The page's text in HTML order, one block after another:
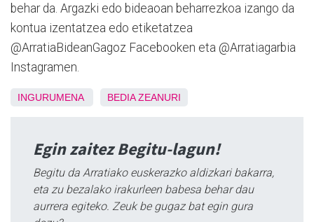
behar da. Argazki edo bideaoan beharrezkoa izango da
kontua izentatzea edo etiketatzea
@ArratiaBideanGagoz Facebooken eta @Arratiagarbia
Instagramen.
INGURUMENA BEDIA ZEANURI
Egin zaitez Begitu-lagun!
Begitu da Arratiako euskerazko aldizkari bakarra,
eta zu bezalako irakurleen babesa behar dau
aurrera egiteko. Zeuk be gugaz bat egin gura